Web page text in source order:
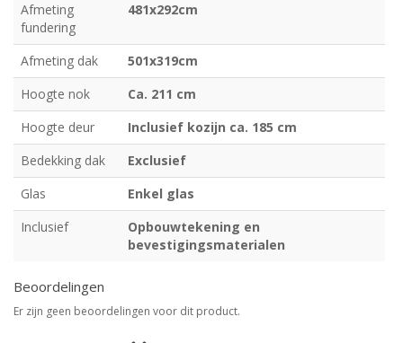
Afmeting
fundering
481x292cm
Afmeting dak
501x319cm
Hoogte nok
Ca. 211 cm
Hoogte deur
Inclusief kozijn ca. 185 cm
Bedekking dak
Exclusief
Glas
Enkel glas
Inclusief
Opbouwtekening en
bevestigingsmaterialen
Beoordelingen
Er zijn geen beoordelingen voor dit product.